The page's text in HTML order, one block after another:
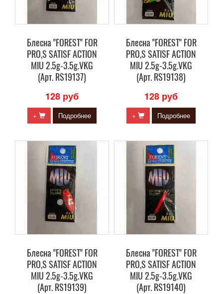
Блесна "FOREST" FOR
PRO,S SATISF ACTION
MIU 2.5g-3.5g.VKG
(Арт. RS19137)
128 руб
+ Подробнее
Блесна "FOREST" FOR
PRO,S SATISF ACTION
MIU 2.5g-3.5g.VKG
(Арт. RS19138)
128 руб
+ Подробнее
Блесна "FOREST" FOR
PRO,S SATISF ACTION
MIU 2.5g-3.5g.VKG
(Арт. RS19139)
Блесна "FOREST" FOR
PRO,S SATISF ACTION
MIU 2.5g-3.5g.VKG
(Арт. RS19140)